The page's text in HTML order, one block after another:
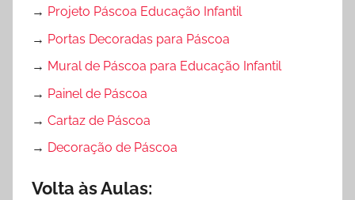
→ Projeto Páscoa Educação Infantil
→ Portas Decoradas para Páscoa
→ Mural de Páscoa para Educação Infantil
→ Painel de Páscoa
→ Cartaz de Páscoa
→ Decoração de Páscoa
Volta às Aulas: